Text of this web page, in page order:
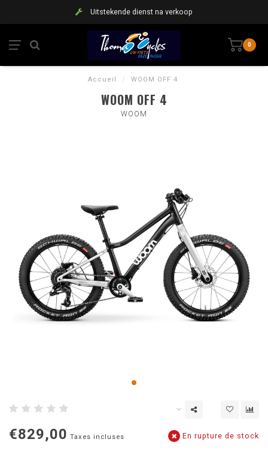
Uitstekende dienst na verkoop
0
Accueil / WOOM OFF 4
WOOM OFF 4
WOOM
€829,00 Taxes incluses En rupture de stock